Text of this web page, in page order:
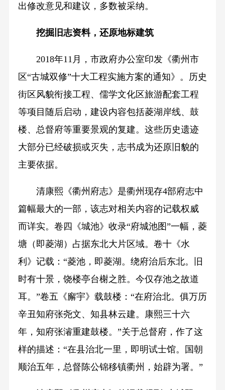
出修改意见和建议，多数被采纳。
挖掘旧志资料，还原地标建筑
2018年11月，市政府办公室印发《衢州市
区“古城双修”十大工程实施方案的通知》。历史
街区风貌衔接工程、儒学文化区旅游配套工程
等项目随后启动，建设内容包括菱湖岸线、鼓
楼、总督府等重要景观的复建。这些历史遗迹
大部分已经破损或灭失，志书成为还原旧貌的
主要依据。
清康熙《衢州府志》是衢州现存4部府志中
篇幅最大的一部，该志对相关内容的记载权威
而详实。卷四《城池》收录“府城池图”一幅，菱
塘（即菱湖）占据东北大片区域。卷十《水
利》记载：“菱池，即菱湖。绕府治后东北。旧
时有十景，饶楼亭台榭之胜。今仅存池之故道
耳。”卷五《廨宇》载鼓楼：“在府治北。俱万历
辛丑知府张尧文、知县林云建。康熙三十六
年，知府张濬重建鼓楼。”关于总督府，作了这
样的描述：“在县治北一里，即明试士馆。国朝
顺治五年，总督陈公锦移镇衢州，始辟为署。”